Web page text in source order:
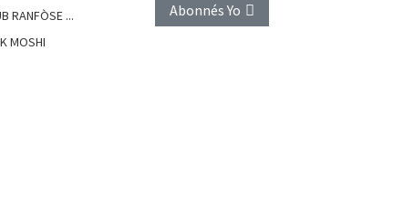
RANFÒSE ...
MOSHI
Abonnés Yo